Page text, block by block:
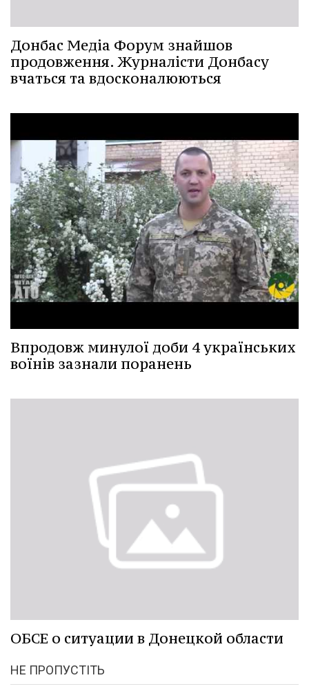
Донбас Медіа Форум знайшов
продовження. Журналісти Донбасу
вчаться та вдосконалюються
Впродовж минулої доби 4 українських
воїнів зазнали поранень
ОБСЕ о ситуации в Донецкой области
НЕ ПРОПУСТІТЬ